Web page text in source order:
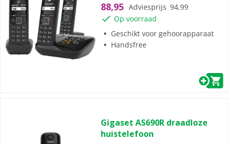
sterren.
88,95 Adviesprijs 94,99
Op voorraad
Geschikt voor gehoorapparaat
Handsfree
van
de
Gigaset AS690R draadloze
huistelefoon